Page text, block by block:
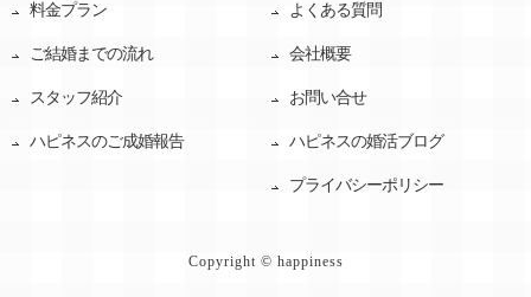
料金プラン
ご結婚までの流れ
スタッフ紹介
ハピネスのご成婚報告
よくある質問
会社概要
お問い合せ
ハピネスの婚活ブログ
プライバシーポリシー
Copyright © happiness